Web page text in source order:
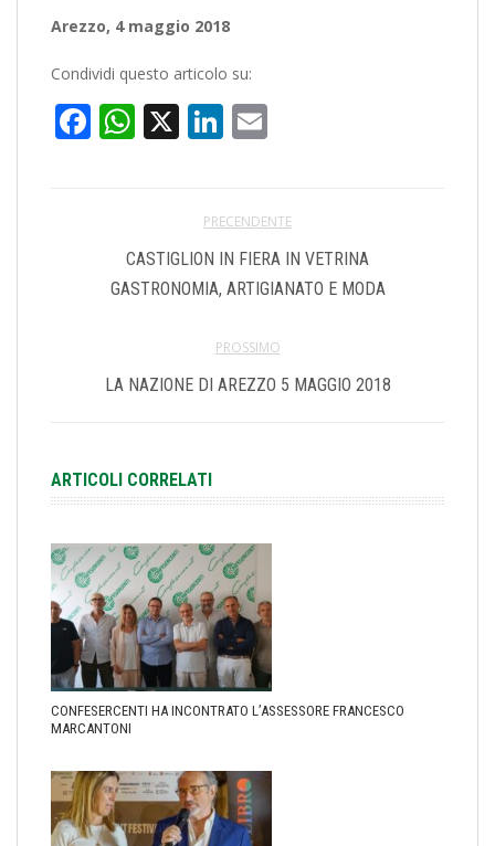
Arezzo, 4 maggio 2018
Condividi questo articolo su:
Facebook
WhatsApp
X LinkedIn
PRECENDENTE
CASTIGLION IN FIERA IN VETRINA
GASTRONOMIA, ARTIGIANATO E MODA
PROSSIMO
LA NAZIONE DI AREZZO 5 MAGGIO 2018
ARTICOLI CORRELATI
CONFESERCENTI HA INCONTRATO L’ASSESSORE FRANCESCO
MARCANTONI